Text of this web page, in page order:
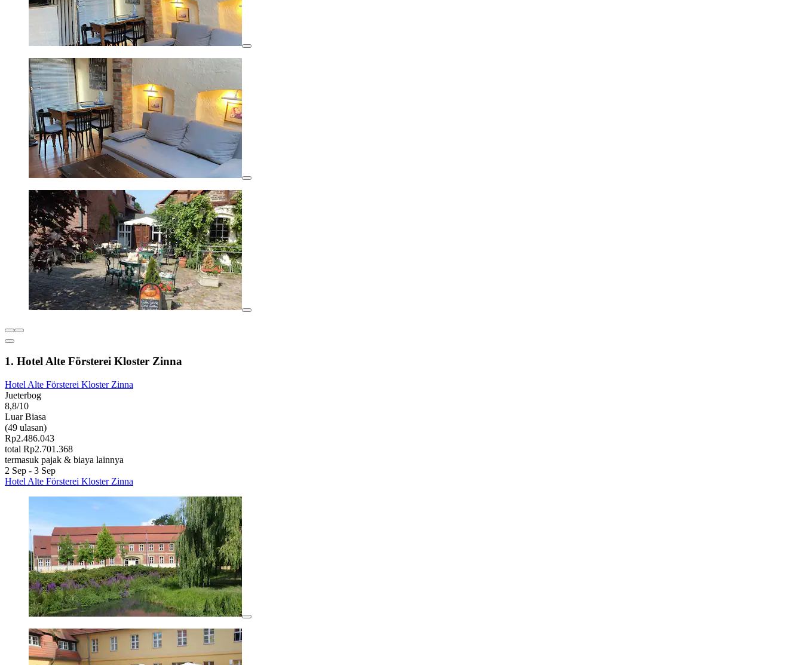
1. Hotel Alte Försterei Kloster Zinna
Hotel Alte Försterei Kloster Zinna
Jueterbog
8,8/10
Luar Biasa
(49 ulasan)
Rp2.486.043
total Rp2.701.368
termasuk pajak & biaya lainnya
2 Sep - 3 Sep
Hotel Alte Försterei Kloster Zinna